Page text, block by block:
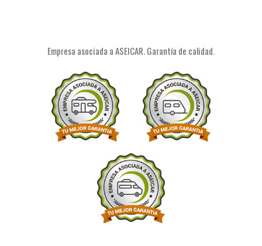
Empresa asociada a ASEICAR. Garantía de calidad.